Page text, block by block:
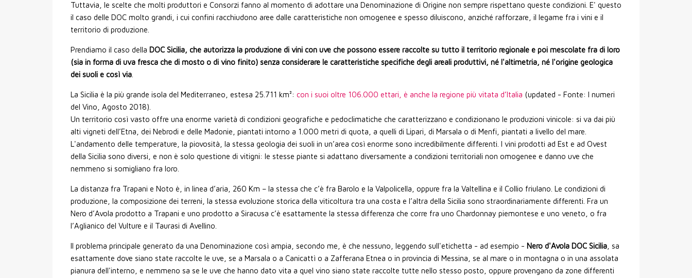
Tuttavia, le scelte che molti produttori e Consorzi fanno al momento di adottare una Denominazione di Origine non sempre rispettano queste condizioni. E' questo
il caso delle DOC molto grandi, i cui confini racchiudono aree dalle caratteristiche non omogenee e spesso diluiscono, anziché rafforzare, il legame fra i vini e il
territorio di produzione.
Prendiamo il caso della DOC Sicilia, che autorizza la produzione di vini con uve che possono essere raccolte su tutto il territorio regionale e poi mescolate fra di loro
(sia in forma di uva fresca che di mosto o di vino finito) senza considerare le caratteristiche specifiche degli areali produttivi, né l'altimetria, né l'origine geologica
dei suoli e così via
La Sicilia è la più grande isola del Mediterraneo, estesa 25.711 km²: con i suoi oltre 106.000 ettari, è anche la regione più vitata d’Italia (updated - Fonte: I numeri
del Vino, Agosto 2018).
Un territorio così vasto offre una enorme varietà di condizioni geografiche e pedoclimatiche che caratterizzano e condizionano le produzioni vinicole: si va dai più
alti vigneti dell’Etna, dei Nebrodi e delle Madonie, piantati intorno a 1.000 metri di quota, a quelli di Lipari, di Marsala o di Menfi, piantati a livello del mare.
L'andamento delle temperature, la piovosità, la stessa geologia dei suoli in un’area così enorme sono incredibilmente differenti. I vini prodotti ad Est e ad Ovest
della Sicilia sono diversi, e non è solo questione di vitigni: le stesse piante si adattano diversamente a condizioni territoriali non omogenee e danno uve che
nemmeno si somigliano fra loro.
La distanza fra Trapani e Noto è, in linea d’aria, 260 Km – la stessa che c’è fra Barolo e la Valpolicella, oppure fra la Valtellina e il Collio friulano. Le condizioni di
produzione, la composizione dei terreni, la stessa evoluzione storica della viticoltura tra una costa e l’altra della Sicilia sono straordinariamente differenti. Fra un
Nero d’Avola prodotto a Trapani e uno prodotto a Siracusa c’è esattamente la stessa differenza che corre fra uno Chardonnay piemontese e uno veneto, o fra
l’Aglianico del Vulture e il Taurasi di Avellino.
Il problema principale generato da una Denominazione così ampia, secondo me, è che nessuno, leggendo sull'etichetta - ad esempio - Nero d'Avola DOC Sicilia , sa
esattamente dove siano state raccolte le uve, se a Marsala o a Canicattì o a Zafferana Etnea o in provincia di Messina, se al mare o in montagna o in una assolata
pianura dell'interno, e nemmeno sa se le uve che hanno dato vita a quel vino siano state raccolte tutte nello stesso posto, oppure provengano da zone differenti